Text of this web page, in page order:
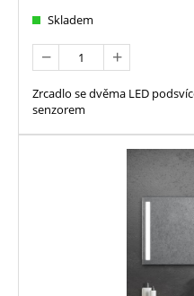
Skladem
Zrcadlo se dvěma LED
senzorem